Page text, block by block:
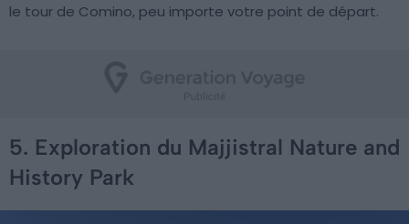
le tour de Comino, peu importe votre point de départ.
5. Exploration du Majjistral Nature and
History Park